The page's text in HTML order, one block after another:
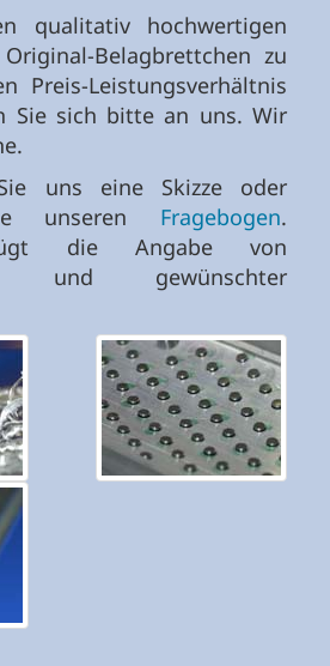
qualitativ hochwertigen
Belagbrettchen zu
Preis-Leistungsverhältnis
Sie sich bitte an uns. Wir
uns eine Skizze oder
unseren Fragebogen.
die Angabe von
und gewünschter